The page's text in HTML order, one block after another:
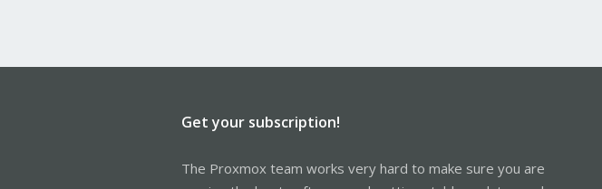
Get your subscription!
The Proxmox team works very hard to make sure you are